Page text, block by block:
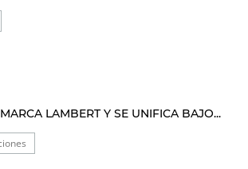
LAMBERT Y SE UNIFICA BAJO...